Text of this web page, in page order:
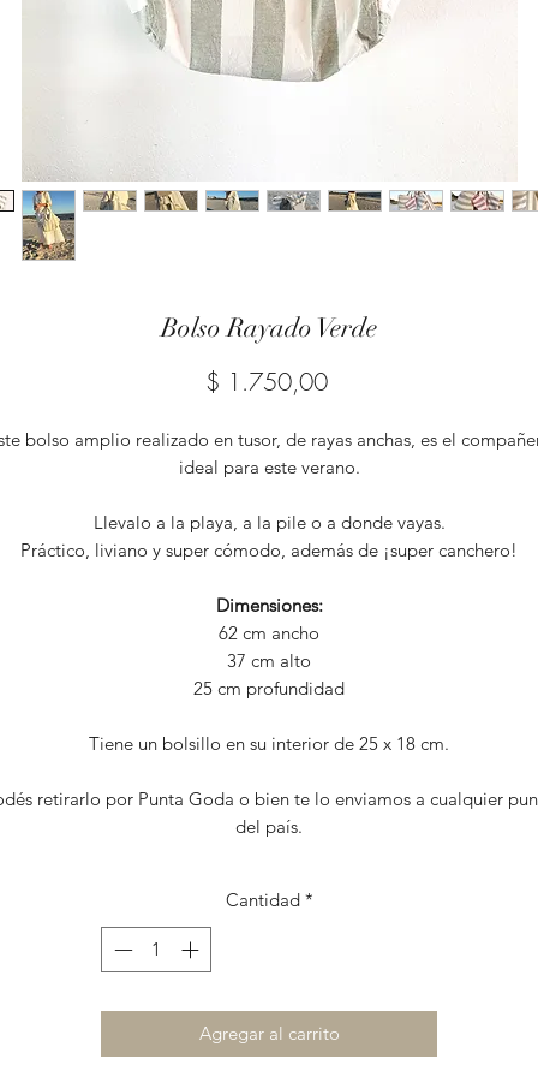
Bolso Rayado Verde
$ 1.750,00Precio
bolso amplio realizado en tusor, de rayas anchas, es el
ideal para este verano.
Llevalo a la playa, a la pile o a donde vayas.
Práctico, liviano y super cómodo, además de ¡super canchero!
Dimensiones:
62 cm ancho
37 cm alto
25 cm profundidad
Tiene un bolsillo en su interior de 25 x 18 cm.
retirarlo por Punta Goda o bien te lo enviamos a cualquier
del país.
Cantidad *
Agregar al carrito